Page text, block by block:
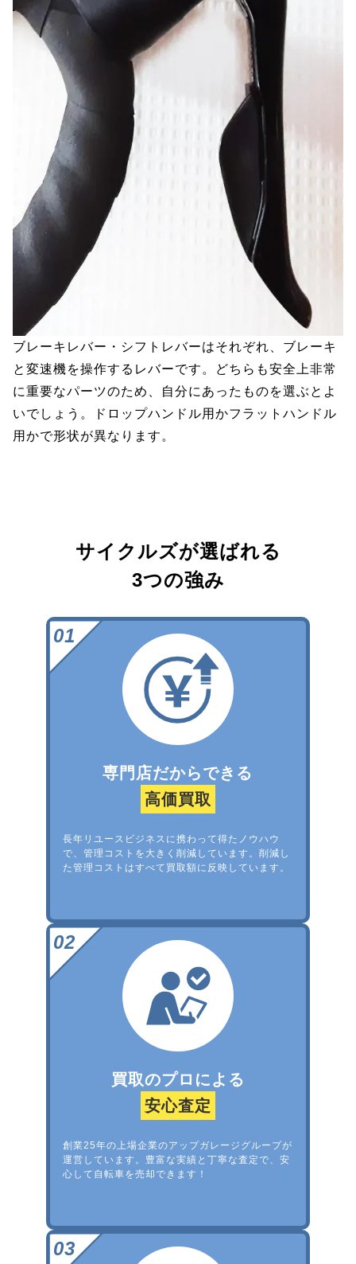
ブレーキレバー・シフトレバーはそれぞれ、ブレーキ
と変速機を操作するレバーです。どちらも安全上非常
に重要なパーツのため、自分にあったものを選ぶとよ
いでしょう。ドロップハンドル用かフラットハンドル
用かで形状が異なります。
サイクルズが選ばれる
3つの強み
専門店だからできる
高価買取
長年リユースビジネスに携わって得たノウハウ
で、管理コストを大きく削減しています。削減し
た管理コストはすべて買取額に反映しています。
買取のプロによる
安心査定
創業25年の上場企業のアップガレージグループが
運営しています。豊富な実績と丁寧な査定で、安
心して自転車を売却できます！